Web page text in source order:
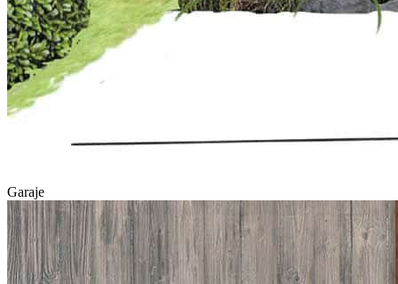
Garaje